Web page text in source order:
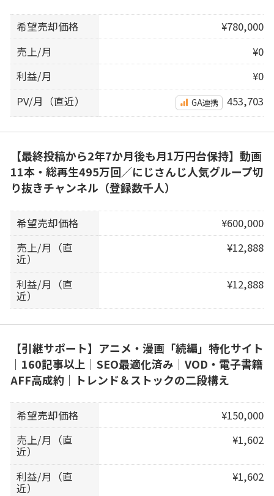
希望売却価格
¥780,000
売上/月
¥0
利益/月
¥0
PV/月（直近）
GA連携 453,703
【最終投稿から2年7か月後も月1万円台保持】動画
11本・総再生495万回／にじさんじ人気グループ切
り抜きチャンネル（登録数千人）
希望売却価格
¥600,000
売上/月（直
近）
¥12,888
利益/月（直
近）
¥12,888
【引継サポート】アニメ・漫画「続編」特化サイト
｜160記事以上｜SEO最適化済み｜VOD・電子書籍
AFF高成約｜トレンド＆ストックの二段構え
希望売却価格
¥150,000
売上/月（直
近）
¥1,602
利益/月（直
近）
¥1,602